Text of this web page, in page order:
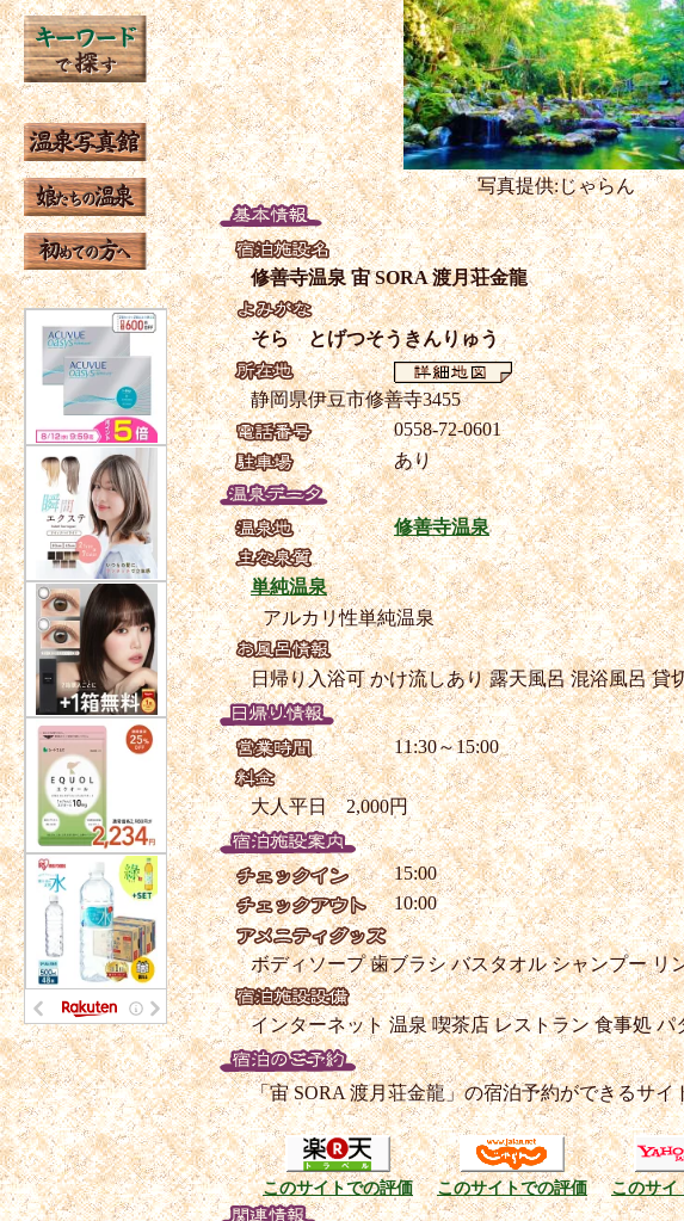
写真提供:じゃらん
修善寺温泉 宙 SORA 渡月荘金龍
そら とげつそうきんりゅう
静岡県伊豆市修善寺3455
0558-72-0601
あり
修善寺温泉
単純温泉
アルカリ性単純温泉
日帰り入浴可かけ流しあり露天風呂混浴風呂貸
11:30～15:00
大人平日 2,000円
15:00
10:00
ボディソープ歯ブラシバスタオルシャンプーリ
インターネット温泉喫茶店レストラン食事処パ
「宙 SORA 渡月荘金龍」の宿泊予約ができるサイ
このサイトでの評価 このサイトでの評価 このサイ